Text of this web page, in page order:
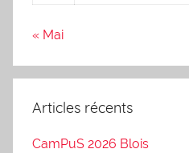
« Mai
Articles récents
CamPuS 2026 Blois